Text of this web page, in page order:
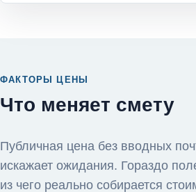
ФАКТОРЫ ЦЕНЫ
Что меняет смету
Публичная цена без вводных
искажает ожидания. Гораздо
из чего реально собирается